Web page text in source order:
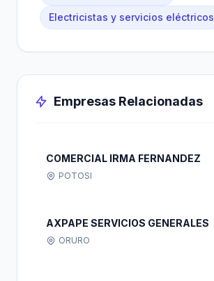
Electricistas y servicios eléctricos
Empresas Relacionadas
COMERCIAL IRMA FERNANDEZ
POTOSI
AXPAPE SERVICIOS GENERALES
ORURO